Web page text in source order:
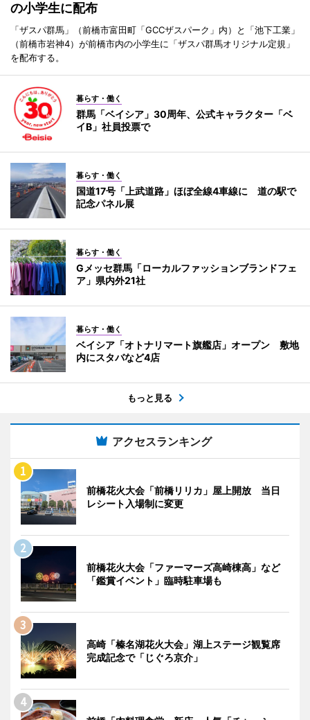
の小学生に配布
「ザスパ群馬」（前橋市富田町「GCCザスパーク」内）と「池下工業」
（前橋市岩神4）が前橋市内の小学生に「ザスパ群馬オリジナル定規」
を配布する。
暮らす・働く
群馬「ベイシア」30周年、公式キャラクター「ベ
イB」社員投票で
暮らす・働く
国道17号「上武道路」ほぼ全線4車線に 道の駅で
記念パネル展
暮らす・働く
Gメッセ群馬「ローカルファッションブランドフェ
ア」県内外21社
暮らす・働く
ベイシア「オトナリマート旗艦店」オープン 敷地
内にスタバなど4店
もっと見る
アクセスランキング
前橋花火大会「前橋リリカ」屋上開放 当日
レシート入場制に変更
前橋花火大会「ファーマーズ高崎棟高」など
「鑑賞イベント」臨時駐車場も
高崎「榛名湖花火大会」湖上ステージ観覧席
完成記念で「じぐろ京介」